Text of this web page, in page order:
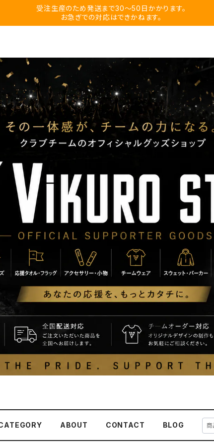
受注生産のため発送まで30〜50日かかります。
お急ぎでの対応はできかねます。
ABOUT CONTACT BLOG